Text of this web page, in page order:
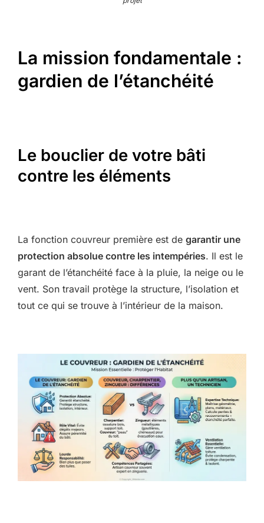
La mission fondamentale :
gardien de l’étanchéité
Le bouclier de votre bâti
contre les éléments
La fonction couvreur première est de garantir une
protection absolue contre les intempéries. Il est le
garant de l’étanchéité face à la pluie, la neige ou le
vent. Son travail protège la structure, l’isolation et
tout ce qui se trouve à l’intérieur de la maison.